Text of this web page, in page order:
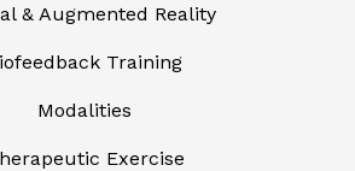
& Augmented Reality
Training
Modalities
Exercise